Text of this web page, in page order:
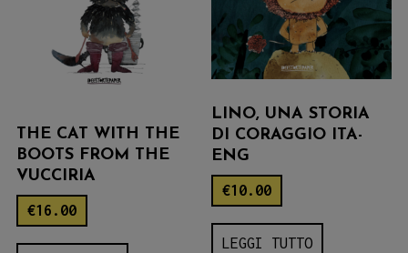
THE CAT WITH THE
BOOTS FROM THE
VUCCIRIA
€16.00
LINO, UNA STORIA
DI CORAGGIO ITA-
ENG
€10.00
LEGGI TUTTO